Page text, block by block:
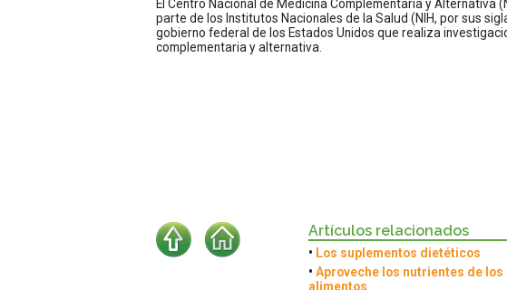
El Centro Nacional de Medicina Complementaria y Alternativa
parte de los Institutos Nacionales de la Salud (NIH, por sus
gobierno federal de los Estados Unidos que realiza
complementaria y alternativa.
Artículos relacionados
• Los suplementos dietéticos
• Aproveche los nutrientes de los
alimentos